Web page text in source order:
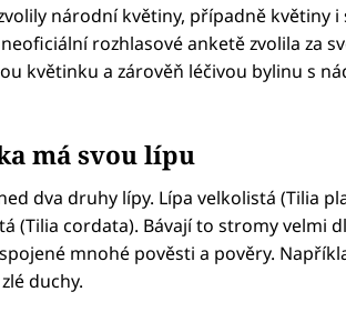
národní květiny, případně květiny i
rozhlasové anketě zvolila za
květinku a zárověň léčivou bylinu s
má svou lípu
dva druhy lípy. Lípa velkolistá (Tilia
(Tilia cordata). Bávají to stromy velmi
mnohé pověsti a pověry.
duchy.